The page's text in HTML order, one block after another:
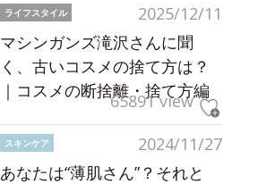
2025/12/11
ライフスタイル
マシンガンズ滝沢さんに聞
く、古いコスメの捨て方は？
｜コスメの断捨離・捨て方編
65891 view
2024/11/27
スキンケア
あなたは“薄肌さん”？それと